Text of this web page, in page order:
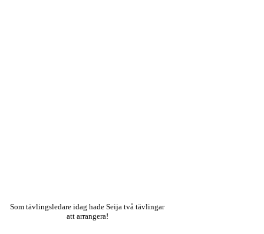
Som tävlingsledare idag hade Seija två tävlingar
att arrangera!